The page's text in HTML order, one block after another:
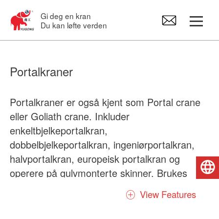
Gi deg en kran
Du kan løfte verden
Svingkraner
Elektrotaljer
Reservedeler til kraner
Portalkraner
Portalkraner er også kjent som Portal crane
eller Goliath crane. Inkluder
enkeltbjelkeportalkran,
dobbelbjelkeportalkran, ingeniørportalkran,
halvportalkran, europeisk portalkran og
operere på gulvmonterte skinner. Brukes
hovedsakelig i stål, skogprodukter,
intermodal, biomasse / pellet, betong og
View Features
Norsk